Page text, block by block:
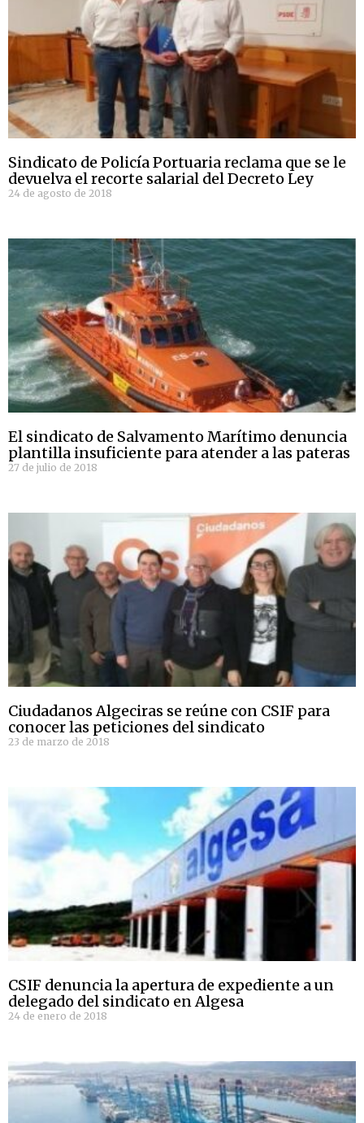
Sindicato de Policía Portuaria reclama que se le
devuelva el recorte salarial del Decreto Ley
24 de agosto de 2018
El sindicato de Salvamento Marítimo denuncia
plantilla insuficiente para atender a las pateras
27 de julio de 2018
Ciudadanos Algeciras se reúne con CSIF para
conocer las peticiones del sindicato
23 de marzo de 2018
CSIF denuncia la apertura de expediente a un
delegado del sindicato en Algesa
24 de enero de 2018